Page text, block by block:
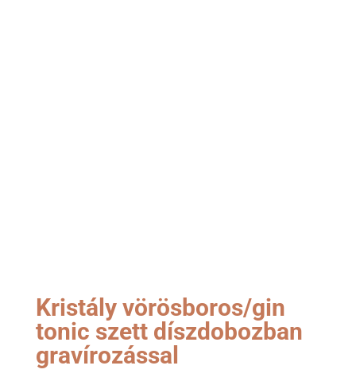
Kristály vörösboros/gin
tonic szett díszdobozban
gravírozással